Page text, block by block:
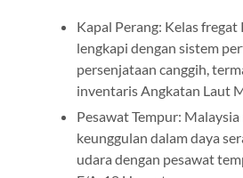
Kapal Perang: Kelas fregat
lengkapi dengan sistem
persenjataan canggih,
inventaris Angkatan Laut
Pesawat Tempur:
keunggulan dalam daya
udara dengan pesawat